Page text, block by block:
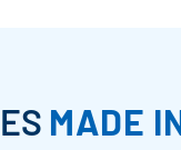
MADE